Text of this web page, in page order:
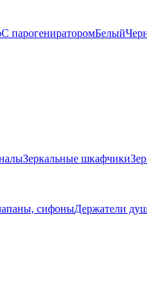
С парогенираторомБелый
Зеркальные шкафчики
сифоныДержатели